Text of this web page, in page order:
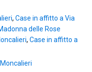
, Case in affitto a Via
delle Rose
, Case in affitto a